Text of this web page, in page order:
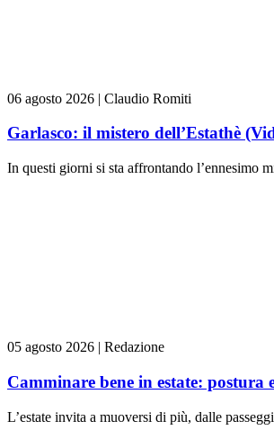
06 agosto 2026 | Claudio Romiti
Garlasco: il mistero dell’Estathè
In questi giorni si sta affrontando l’ennesimo
05 agosto 2026 | Redazione
Camminare bene in estate: postura
L’estate invita a muoversi di più, dalle